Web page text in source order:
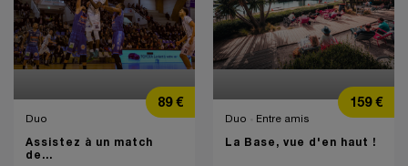
Prix89 €
Duo
Assistez à un match
de...
Prix159 €
Duo Entre amis
La Base, vue d'en haut !